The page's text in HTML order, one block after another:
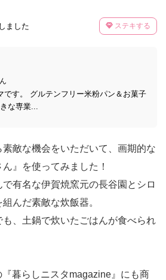
ました ステキする
です。 グルテンフリー米粉パン＆お菓子
な専業...
敵な機会をいただいて、画期的な
』を使ってみました！
有名な伊賀焼窯元の長谷園とシロ
んだ素敵な炊飯器。
、土鍋で炊いたごはんが食べられ
暮らしニスタmagazine』にも商